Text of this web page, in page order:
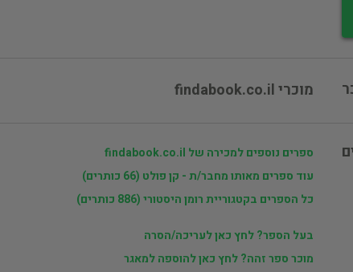
מוכרי findabook.co.il
ספרים נוספים למכירה של findabook.co.il
עוד ספרים מאותו מחבר/ת - קן פולט (66 כותרים)
כל הספרים בקטגוריית רומן היסטורי (886 כותרים)
בעל הספר? לחץ כאן לעריכה/הסרה
מוכר ספר זהה? לחץ כאן להוספה למאגר